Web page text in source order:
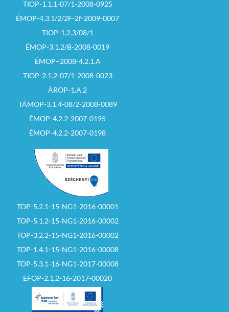
TIOP-1.1.1-07/1-2008-0925
ÉMOP-4.3.1/2/2F-2f-2009-0007
TIOP-1.2.3/08/1
ÉMOP-3.1.2/B-2008-0019
ÉMOP–2008-4.2.1.A
TIOP-2.1.2-07/1-2008-0023
ÁROP-1.A.2
TÁMOP-3.1.4-08/2-2008-0089
ÉMOP-4.2.2-2007-0195
ÉMOP-4.2.2-2007-0198
TOP-5.2.1-15-NG1-2016-00001
TOP-5.1.2-15-NG1-2016-00002
TOP-3.2.2-15-NG1-2016-00002
TOP-1.4.1-15-NG1-2016-00008
TOP-5.3.1-16-NG1-2017-00008
EFOP-2.1.2-16-2017-00020